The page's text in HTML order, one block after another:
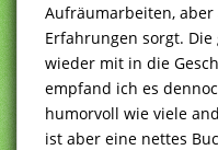
Aufräumarbeiten,
Erfahrungen sorgt.
wieder mit in die
empfand ich es
humorvoll wie viele
ist aber eine nettes